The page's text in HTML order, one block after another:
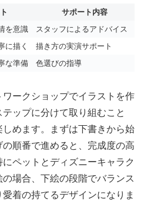
サポート内容
を意識
スタッフによるアドバイス
に描く
描き方の実演サポート
な準備 色選びの指導
ークショップでイラストを作
ップに分けて取り組むこと
めます。まずは下書きから始
順番で進めると、完成度の高
ペットとディズニーキャラク
場合、下絵の段階でバランス
着の持てるデザインになりま